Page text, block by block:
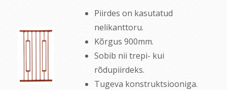
Piirdes on kasutatud
nelikanttoru.
Kõrgus 900mm.
Sobib nii trepi- kui
rõdupiirdeks.
Tugeva konstruktsiooniga.